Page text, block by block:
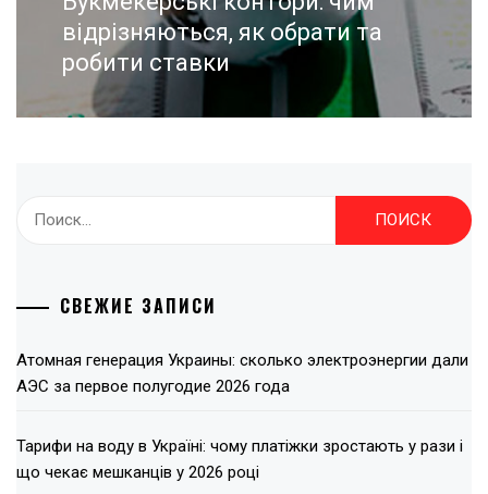
post:
відрізняються, як обрати та
робити ставки
Найти:
СВЕЖИЕ ЗАПИСИ
Атомная генерация Украины: сколько электроэнергии дали
АЭС за первое полугодие 2026 года
Тарифи на воду в Україні: чому платіжки зростають у рази і
що чекає мешканців у 2026 році